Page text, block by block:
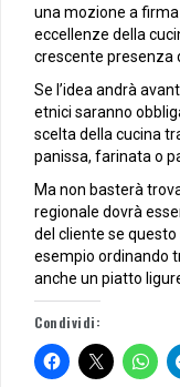
una mozione a
eccellenze della
crescente presenza
Se l’idea andrà
etnici saranno
scelta della cucina
panissa, farinata o
Ma non basterà
regionale dovrà
del cliente se questo
esempio ordinando
anche un piatto
Condividi: